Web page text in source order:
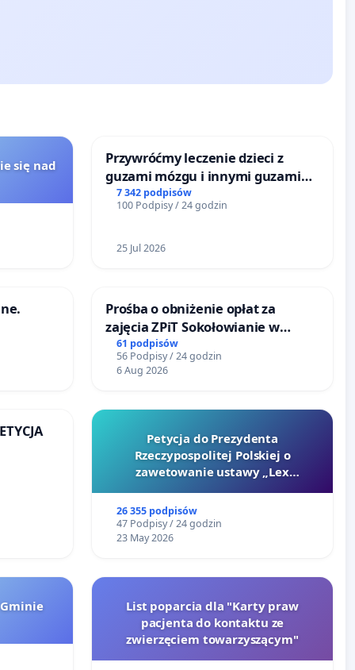
się nad
Przywróćmy leczenie dzieci z
guzami mózgu i innymi guzami
litymi do Górnośląskiego
Centrum Zdrowia Dziecka w
7 342 podpisów
100 Podpisy / 24 godzin
25 Jul 2026
Prośba o obniżenie opłat za
zajęcia ZPiT Sokołowianie w
Sokołowskim Ośrodku Kultury
61 podpisów
56 Podpisy / 24 godzin
6 Aug 2026
Petycja do Prezydenta
Rzeczypospolitej Polskiej o
zawetowanie ustawy „Lex
26 355 podpisów
47 Podpisy / 24 godzin
23 May 2026
List poparcia dla "Karty praw
pacjenta do kontaktu ze
zwierzęciem towarzyszącym"